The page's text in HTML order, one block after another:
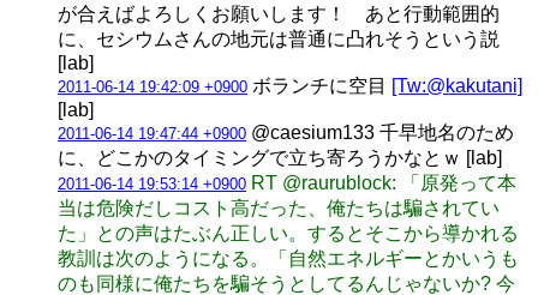
が合えばよろしくお願いします！ あと行動範囲的
に、セシウムさんの地元は普通に凸れそうという説
[lab]
2011-06-14 19:42:09 +0900 ボランチに空目 [Tw:@kakutani]
[lab]
2011-06-14 19:47:44 +0900 @caesium133 千早地名のため
に、どこかのタイミングで立ち寄ろうかなとｗ [lab]
2011-06-14 19:53:14 +0900 RT @raurublock: 「原発って本
当は危険だしコスト高だった、俺たちは騙されてい
た」との声はたぶん正しい。するとそこから導かれる
教訓は次のようになる。「自然エネルギーとかいうも
のも同様に俺たちを騙そうとしてるんじゃないか? 今